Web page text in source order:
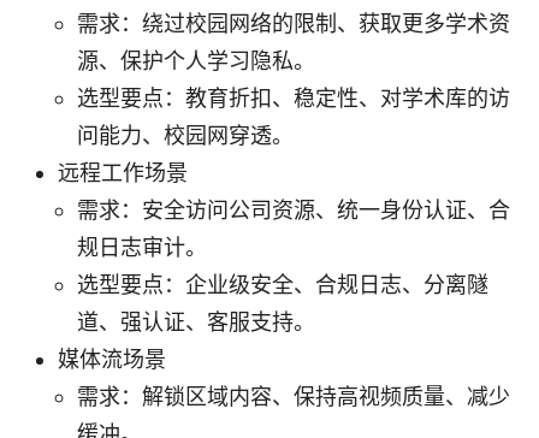
需求：绕过校园网络的限制、获取更多学术资
源、保护个人学习隐私。
选型要点：教育折扣、稳定性、对学术库的访
问能力、校园网穿透。
远程工作场景
需求：安全访问公司资源、统一身份认证、合
规日志审计。
选型要点：企业级安全、合规日志、分离隧
道、强认证、客服支持。
媒体流场景
需求：解锁区域内容、保持高视频质量、减少